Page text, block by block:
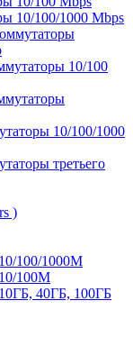
10/100/1000 Mbps
10/100
10/100/1000
третьего
)
100/1000М
100M
40ГБ, 100ГБ